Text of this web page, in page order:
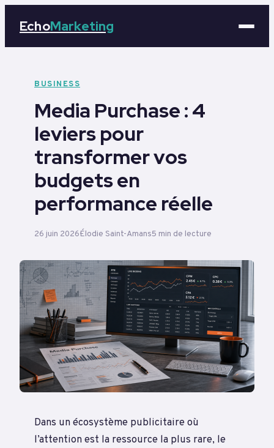
EchoMarketing
Business
Éducation
Emploi
BUSINESS
Media Purchase : 4
leviers pour
transformer vos
budgets en
performance réelle
26 juin 2026Élodie Saint-Amans5 min de lecture
Dans un écosystème publicitaire où
l’attention est la ressource la plus rare, le